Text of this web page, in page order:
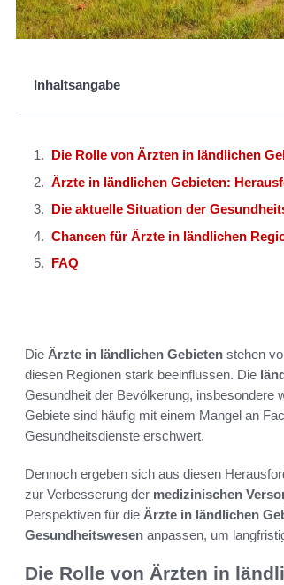
Inhaltsangabe
Die Rolle von Ärzten in ländlichen
Ärzte in ländlichen Gebieten:
Die aktuelle Situation der
Chancen für Ärzte in ländlichen
FAQ
Die Ärzte in ländlichen Gebieten stehen
diesen Regionen stark beeinflussen. Die
Gesundheit der Bevölkerung, insbesondere
Gebiete sind häufig mit einem Mangel an
Gesundheitsdienste erschwert.
Dennoch ergeben sich aus diesen
zur Verbesserung der medizinischen
Perspektiven für die Ärzte in ländlichen
Gesundheitswesen anpassen, um
Die Rolle von Ärzten in